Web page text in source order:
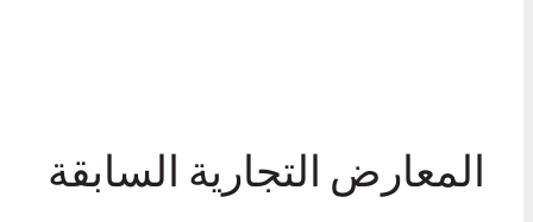
المعارض التجارية السابقة